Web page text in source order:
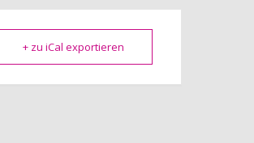
+ zu iCal exportieren